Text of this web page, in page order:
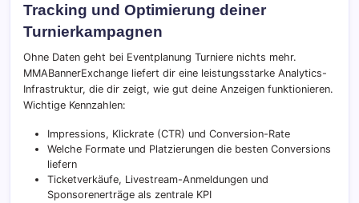
Tracking und Optimierung deiner
Turnierkampagnen
Ohne Daten geht bei Eventplanung Turniere nichts mehr.
MMABannerExchange liefert dir eine leistungsstarke Analytics-
Infrastruktur, die dir zeigt, wie gut deine Anzeigen funktionieren.
Wichtige Kennzahlen:
Impressions, Klickrate (CTR) und Conversion-Rate
Welche Formate und Platzierungen die besten Conversions
liefern
Ticketverkäufe, Livestream-Anmeldungen und
Sponsorenerträge als zentrale KPI